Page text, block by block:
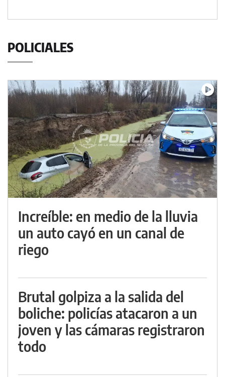
POLICIALES
Increíble: en medio de la lluvia
un auto cayó en un canal de
riego
Brutal golpiza a la salida del
boliche: policías atacaron a un
joven y las cámaras registraron
todo